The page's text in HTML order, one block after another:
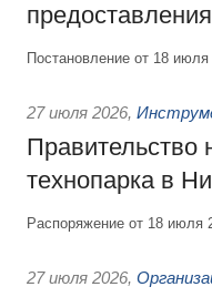
Постановление от 18
27 июля 2026,
Правительство
технопарка в
Распоряжение от 18 июля
27 июля 2026,